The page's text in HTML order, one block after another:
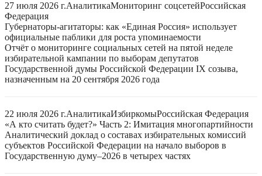
27 июля 2026 г.АналитикаМониторинг соцсетейРоссийская
Федерация
Губернаторы-агитаторы: как «Единая Россия» использует
официальные паблики для роста упоминаемости
Отчёт о мониторинге социальных сетей на пятой неделе
избирательной кампании по выборам депутатов
Государственной думы Российской Федерации IX созыва,
назначенным на 20 сентября 2026 года
22 июля 2026 г.АналитикаИзбиркомыРоссийская Федерация
«А кто считать будет?» Часть 2: Имитация многопартийности
Аналитический доклад о составах избирательных комиссий
субъектов Российской Федерации на начало выборов в
Государственную думу–2026 в четырех частях